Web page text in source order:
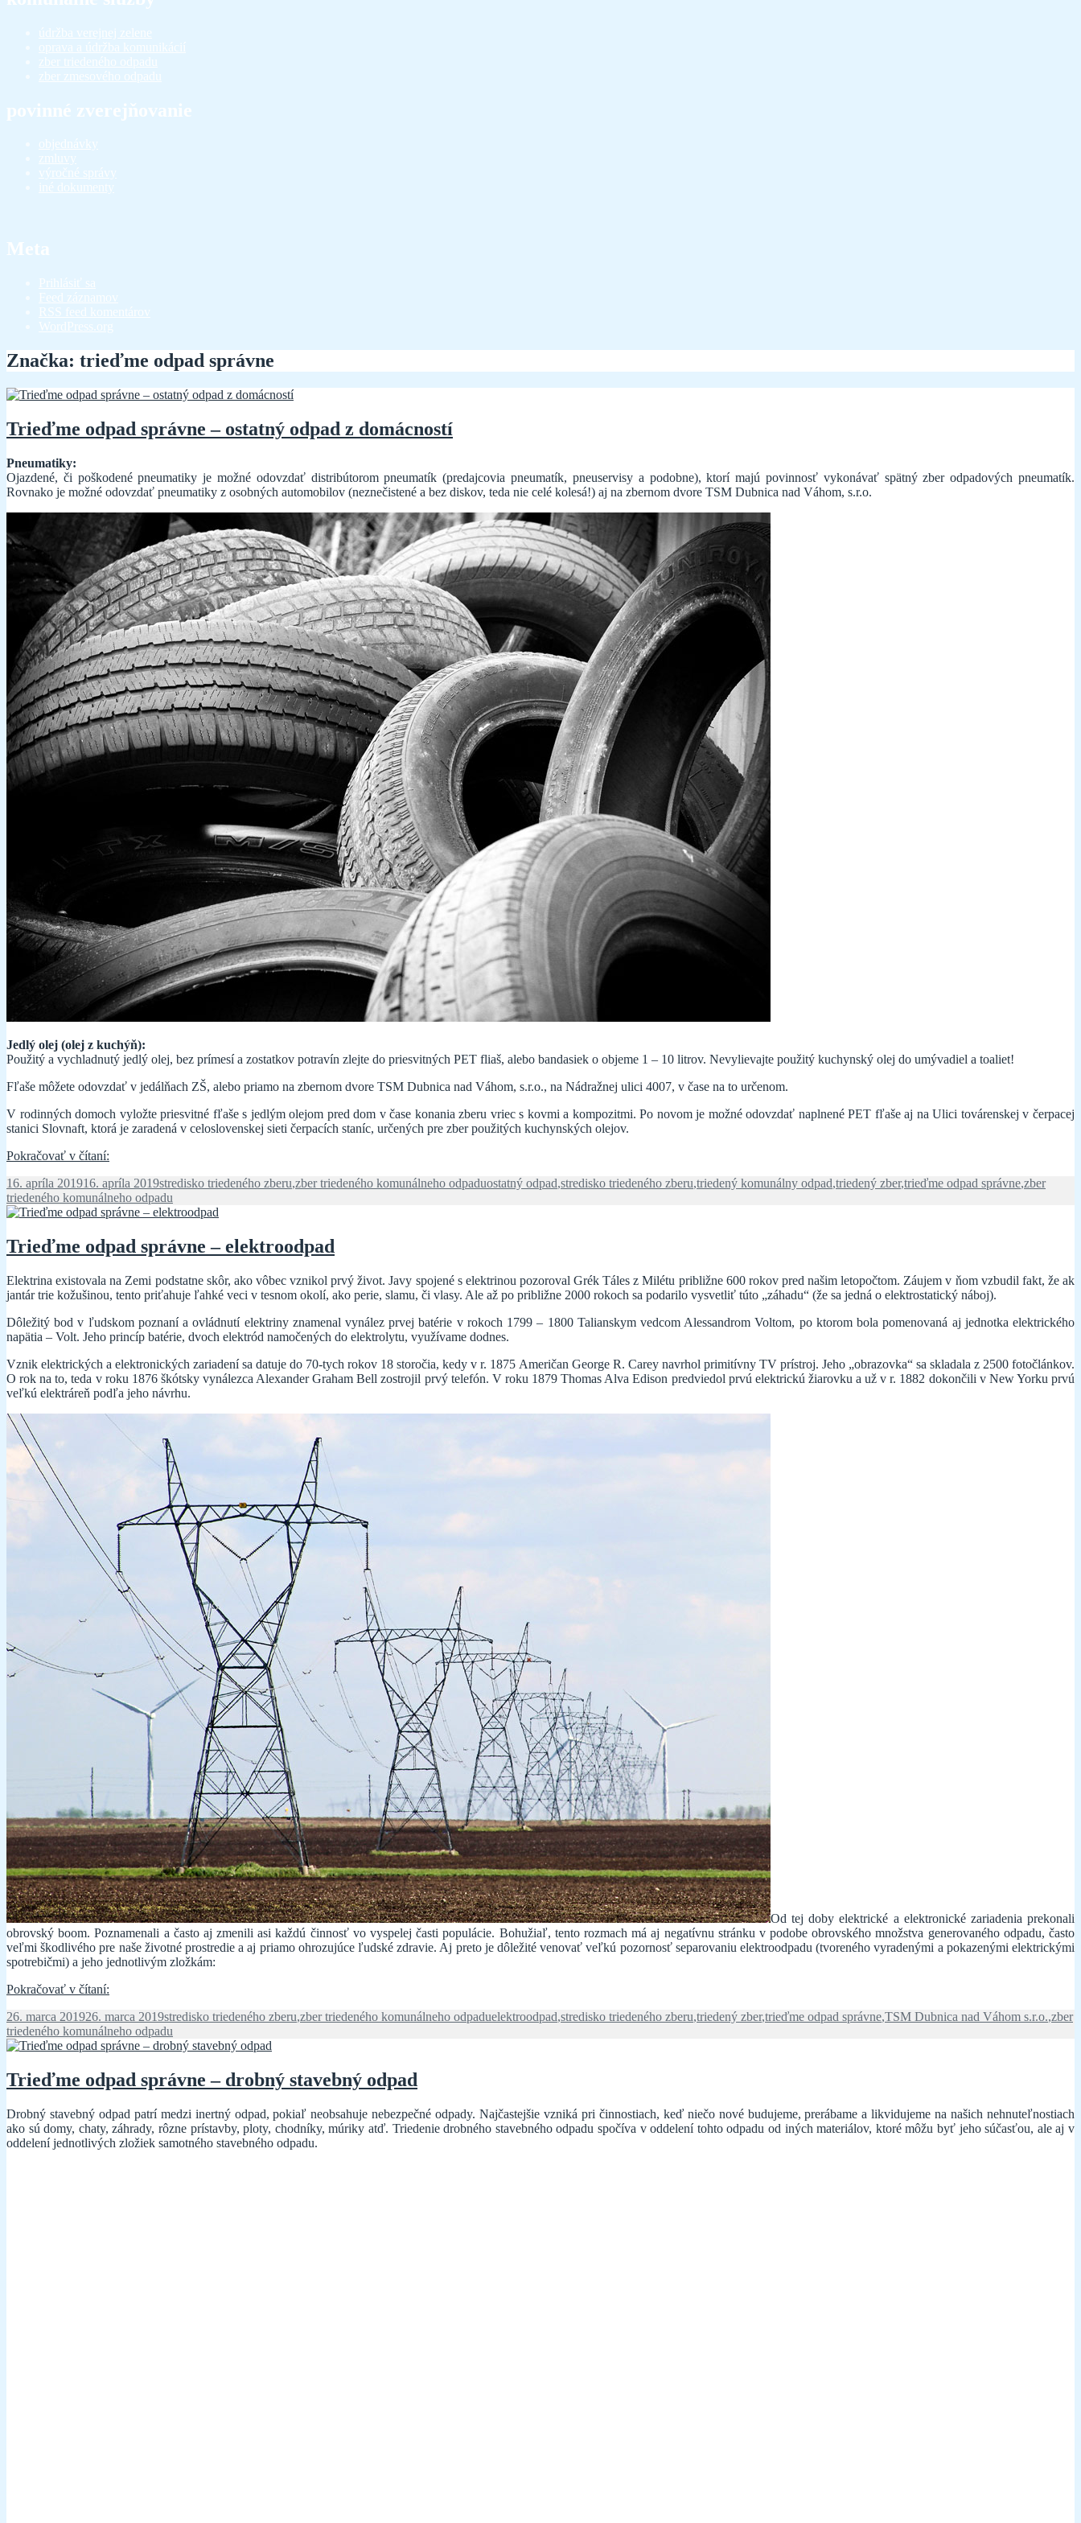
údržba verejnej zelene
oprava a údržba komunikácií
zber triedeného odpadu
zber zmesového odpadu
povinné zverejňovanie
objednávky
zmluvy
výročné správy
iné dokumenty
Meta
Prihlásiť sa
Feed záznamov
RSS feed komentárov
WordPress.org
Značka: trieďme odpad správne
Trieďme odpad správne – ostatný odpad z domácností
Pneumatiky:
Ojazdené, či poškodené pneumatiky je možné odovzdať distribútorom pneumatík (predajcovia pneumatík, pneuservisy a podobne), ktorí majú povinnosť vykonávať spätný zber odpadových pneumatík.
Rovnako je možné odovzdať pneumatiky z osobných automobilov (neznečistené a bez diskov, teda nie celé kolesá!) aj na zbernom dvore TSM Dubnica nad Váhom, s.r.o.
Jedlý olej (olej z kuchýň):
Použitý a vychladnutý jedlý olej, bez prímesí a zostatkov potravín zlejte do priesvitných PET fliaš, alebo bandasiek o objeme 1 – 10 litrov. Nevylievajte použitý kuchynský olej do umývadiel a toaliet!
Fľaše môžete odovzdať v jedálňach ZŠ, alebo priamo na zbernom dvore TSM Dubnica nad Váhom, s.r.o., na Nádražnej ulici 4007, v čase na to určenom.
V rodinných domoch vyložte priesvitné fľaše s jedlým olejom pred dom v čase konania zberu vriec s kovmi a kompozitmi. Po novom je možné odovzdať naplnené PET fľaše aj na Ulici továrenskej v čerpacej
stanici Slovnaft, ktorá je zaradená v celoslovenskej sieti čerpacích staníc, určených pre zber použitých kuchynských olejov.
Pokračovať v čítaní:
správne
–
ostatný
z
domácností
Publikované
16. apríla 201916. apríla 2019Kategórie
stredisko triedeného zberu,zber triedeného komunálneho odpaduZnačky
ostatný odpad,stredisko triedeného zberu,triedený komunálny odpad,triedený zber,trieďme odpad správne,zber
triedeného komunálneho odpadu
Trieďme odpad správne – elektroodpad
Elektrina existovala na Zemi podstatne skôr, ako vôbec vznikol prvý život. Javy spojené s elektrinou pozoroval Grék Táles z Milétu približne 600 rokov pred našim letopočtom. Záujem v ňom vzbudil fakt, že ak
jantár trie kožušinou, tento priťahuje ľahké veci v tesnom okolí, ako perie, slamu, či vlasy. Ale až po približne 2000 rokoch sa podarilo vysvetliť túto „záhadu“ (že sa jedná o elektrostatický náboj).
Dôležitý bod v ľudskom poznaní a ovládnutí elektriny znamenal vynález prvej batérie v rokoch 1799 – 1800 Talianskym vedcom Alessandrom Voltom, po ktorom bola pomenovaná aj jednotka elektrického
napätia – Volt. Jeho princíp batérie, dvoch elektród namočených do elektrolytu, využívame dodnes.
Vznik elektrických a elektronických zariadení sa datuje do 70-tych rokov 18 storočia, kedy v r. 1875 Američan George R. Carey navrhol primitívny TV prístroj. Jeho „obrazovka“ sa skladala z 2500 fotočlánkov.
O rok na to, teda v roku 1876 škótsky vynálezca Alexander Graham Bell zostrojil prvý telefón. V roku 1879 Thomas Alva Edison predviedol prvú elektrickú žiarovku a už v r. 1882 dokončili v New Yorku prvú
veľkú elektráreň podľa jeho návrhu.
Od tej doby elektrické a elektronické zariadenia prekonali
obrovský boom. Poznamenali a často aj zmenili asi každú činnosť vo vyspelej časti populácie. Bohužiaľ, tento rozmach má aj negatívnu stránku v podobe obrovského množstva generovaného odpadu, často
veľmi škodlivého pre naše životné prostredie a aj priamo ohrozujúce ľudské zdravie. Aj preto je dôležité venovať veľkú pozornosť separovaniu elektroodpadu (tvoreného vyradenými a pokazenými elektrickými
spotrebičmi) a jeho jednotlivým zložkám:
Pokračovať v čítaní:
správne
–
elektroodpad
Publikované
26. marca 201926. marca 2019Kategórie
stredisko triedeného zberu,zber triedeného komunálneho odpaduZnačky
elektroodpad,stredisko triedeného zberu,triedený zber,trieďme odpad správne,TSM Dubnica nad Váhom s.r.o.,zber
triedeného komunálneho odpadu
Trieďme odpad správne – drobný stavebný odpad
Drobný stavebný odpad patrí medzi inertný odpad, pokiaľ neobsahuje nebezpečné odpady. Najčastejšie vzniká pri činnostiach, keď niečo nové budujeme, prerábame a likvidujeme na našich nehnuteľnostiach
ako sú domy, chaty, záhrady, rôzne prístavby, ploty, chodníky, múriky atď. Triedenie drobného stavebného odpadu spočíva v oddelení tohto odpadu od iných materiálov, ktoré môžu byť jeho súčasťou, ale aj v
oddelení jednotlivých zložiek samotného stavebného odpadu.